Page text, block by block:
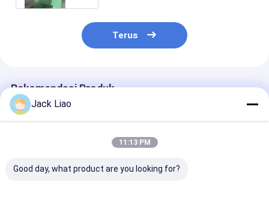
Terus
Rekomendasi Produk
Jack Liao
11:13 PM
Good day, what product are you looking for?